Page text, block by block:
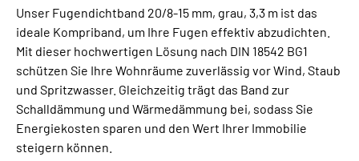
Unser Fugendichtband 20/8-15 mm, grau, 3,3 m ist das
ideale Kompriband, um Ihre Fugen effektiv abzudichten.
Mit dieser hochwertigen Lösung nach DIN 18542 BG1
schützen Sie Ihre Wohnräume zuverlässig vor Wind, Staub
und Spritzwasser. Gleichzeitig trägt das Band zur
Schalldämmung und Wärmedämmung bei, sodass Sie
Energiekosten sparen und den Wert Ihrer Immobilie
steigern können.